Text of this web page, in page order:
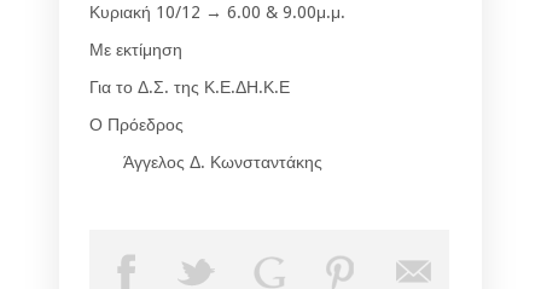
Κυριακή 10/12 → 6.00 & 9.00μ.μ.
Με εκτίμηση
Για το Δ.Σ. της Κ.Ε.ΔΗ.Κ.Ε
Ο Πρόεδρος
Άγγελος Δ. Κωνσταντάκης